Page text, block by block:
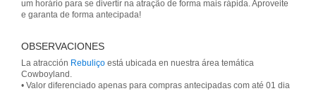
um horário para se divertir na atração de forma mais rápida. Aproveite
e garanta de forma antecipada!
OBSERVACIONES
La atracción Rebuliço está ubicada en nuestra área temática
Cowboyland.
• Valor diferenciado apenas para compras antecipadas com até 01 dia